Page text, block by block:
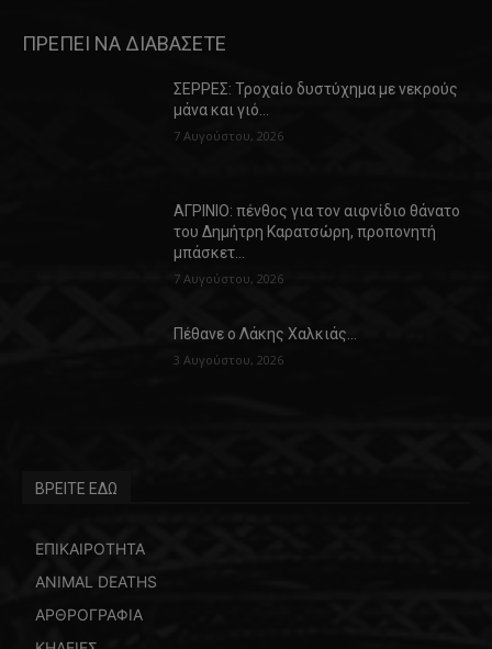
ΠΡΕΠΕΙ ΝΑ ΔΙΑΒΑΣΕΤΕ
ΣΕΡΡΕΣ: Τροχαίο δυστύχημα με νεκρούς
μάνα και γιό…
7 Αυγούστου, 2026
ΑΓΡΙΝΙΟ: πένθος για τον αιφνίδιο θάνατο
του Δημήτρη Καρατσώρη, προπονητή
μπάσκετ…
7 Αυγούστου, 2026
Πέθανε ο Λάκης Χαλκιάς…
3 Αυγούστου, 2026
ΒΡΕΙΤΕ ΕΔΩ
ΕΠΙΚΑΙΡΟΤΗΤΑ
ANIMAL DEATHS
ΑΡΘΡΟΓΡΑΦΙΑ